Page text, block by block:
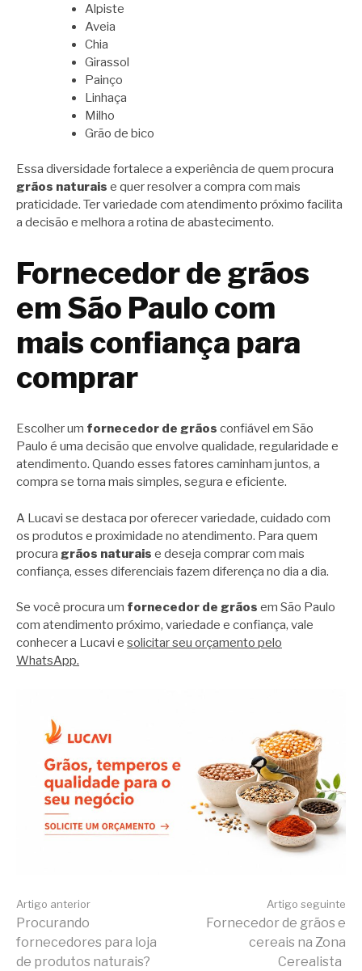
Alpiste
Aveia
Chia
Girassol
Painço
Linhaça
Milho
Grão de bico
Essa diversidade fortalece a experiência de quem procura
grãos naturais e quer resolver a compra com mais
praticidade. Ter variedade com atendimento próximo facilita
a decisão e melhora a rotina de abastecimento.
Fornecedor de grãos
em São Paulo com
mais confiança para
comprar
Escolher um fornecedor de grãos confiável em São
Paulo é uma decisão que envolve qualidade, regularidade e
atendimento. Quando esses fatores caminham juntos, a
compra se torna mais simples, segura e eficiente.
A Lucavi se destaca por oferecer variedade, cuidado com
os produtos e proximidade no atendimento. Para quem
procura grãos naturais e deseja comprar com mais
confiança, esses diferenciais fazem diferença no dia a dia.
Se você procura um fornecedor de grãos em São Paulo
com atendimento próximo, variedade e confiança, vale
conhecer a Lucavi e solicitar seu orçamento pelo
WhatsApp.
Continue
Artigo anterior
Procurando
fornecedores para loja
de produtos naturais?
Artigo seguinte
Fornecedor de grãos e
cereais na Zona
Cerealista